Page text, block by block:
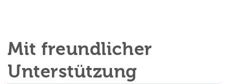
Mit freundlicher
Unterstützung